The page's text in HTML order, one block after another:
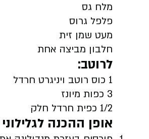
מלח גס
פלפל גרוס
מעט שמן זית
חלבון מביצה אחת
לרוטב:
1 כוס רוטב ויניגרט חרדל
3 כפות מיונז
1/2 כפית חרדל חלק
אופן ההכנה